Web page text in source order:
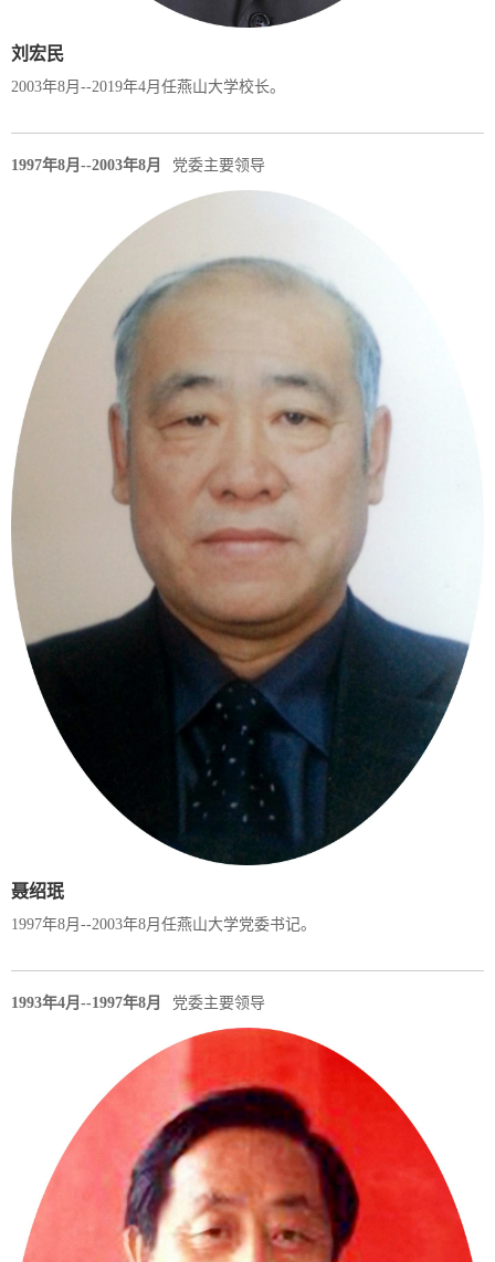
刘宏民
2003年8月--2019年4月任燕山大学校长。
1997年8月--2003年8月 党委主要领导
聂绍珉
1997年8月--2003年8月任燕山大学党委书记。
1993年4月--1997年8月 党委主要领导